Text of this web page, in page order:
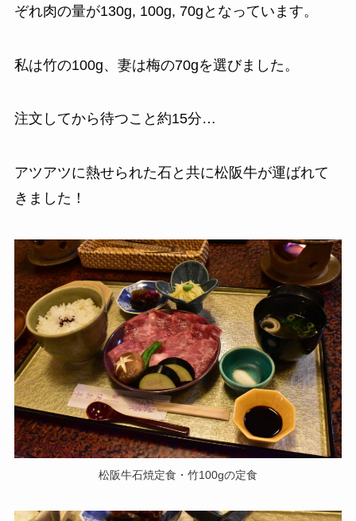
ぞれ肉の量が130g, 100g, 70gとなっています。
私は竹の100g、妻は梅の70gを選びました。
注文してから待つこと約15分…
アツアツに熱せられた石と共に松阪牛が運ばれて
きました！
松阪牛石焼定食・竹100gの定食